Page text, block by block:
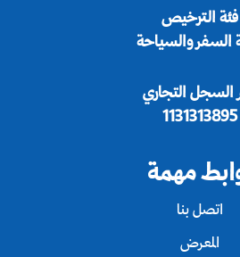
فئة الترخيص
السفر والسياحة
السجل التجاري
1131313895
مهمة
اتصل بنا
المعرض